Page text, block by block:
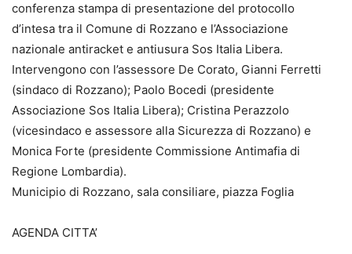
conferenza stampa di presentazione del protocollo
d’intesa tra il Comune di Rozzano e l’Associazione
nazionale antiracket e antiusura Sos Italia Libera.
Intervengono con l’assessore De Corato, Gianni Ferretti
(sindaco di Rozzano); Paolo Bocedi (presidente
Associazione Sos Italia Libera); Cristina Perazzolo
(vicesindaco e assessore alla Sicurezza di Rozzano) e
Monica Forte (presidente Commissione Antimafia di
Regione Lombardia).
Municipio di Rozzano, sala consiliare, piazza Foglia
AGENDA CITTA’